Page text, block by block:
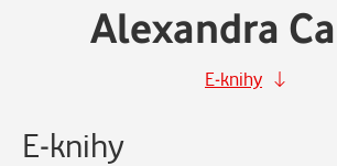
Alexandra
E-knihy
E-knihy